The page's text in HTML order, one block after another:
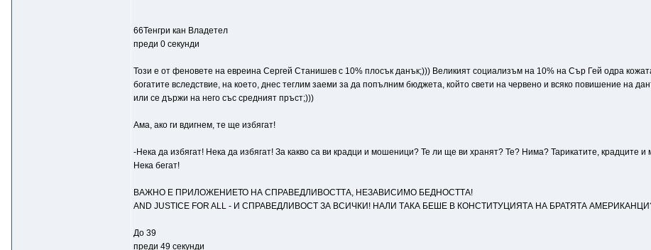
66Тенгри кан Владетел
преди 0 секунди
Този е от феновете на евреина Сергей Станишев с 10% плосък данък;))) Великият социализъм на 10% на Сър Гей одра
богатите вследствие, на което, днес теглим заеми за да попълним бюджета, който свети на червено и всяко повишение на
или се държи на него със средният пръст;)))
Ама, ако ги вдигнем, те ще избягат!
-Нека да избягат! Нeка да избягат! За какво са ви крадци и мошеници? Те ли ще ви хранят? Те? Нима? Тарикатите, крадците
Нека бегат!
ВАЖНО Е ПРИЛОЖЕНИЕТО НА СПРАВЕДЛИВОСТТА, НЕЗАВИСИМО БЕДНОСТТА!
AND JUSTICE FOR ALL - И СПРАВЕДЛИВОСТ ЗА ВСИЧКИ! НАЛИ ТАКА БЕШЕ В КОНСТИТУЦИЯТА НА БРАТЯТА
До 39
преди 49 секунди